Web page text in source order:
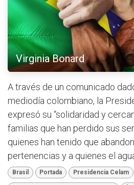
Virginia Bonard
A través de un comunicado
mediodía colombiano, la
expresó su “solidaridad y
familias que han perdido sus
quienes han tenido que
pertenencias y a quienes el
Brasil Portada Presidencia Celam